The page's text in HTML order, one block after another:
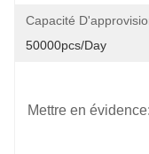
Capacité
50000pcs/day
Mettre en évidence: